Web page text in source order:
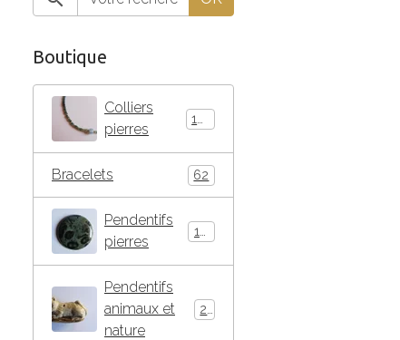
Boutique
Colliers
pierres
Bracelets 62
Pendentifs
pierres
Pendentifs
animaux et
nature